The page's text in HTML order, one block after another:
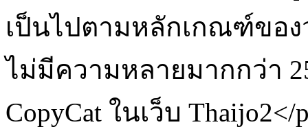
เป็นไปตามหลักเกณฑ์ขอ
ไม่มีความหลายมากกว่า
CopyCat ในเว็บ